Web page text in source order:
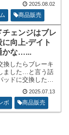
けなら、34mmの
クラッチホルダ
合はレシオの選択
チホルダーを選択
2025.08.02
商品販売
ェンジはブレ
向上-デイト
かな…...
換したらブレーキ
ました…と言う話
ドに交換した事
話です。私の
4potアキシャルに
2025.07.13
ボ 商品販売